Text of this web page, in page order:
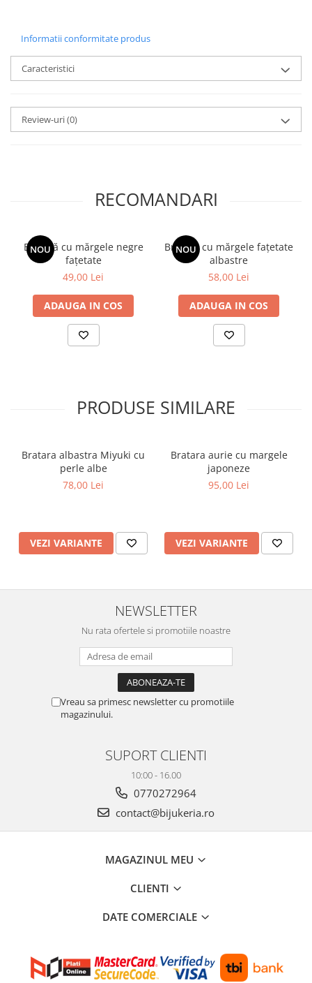
Informatii conformitate produs
Caracteristici
Review-uri(0)
RECOMANDARI
NOU
Brățară cu mărgele negre
fațetate
49,00 Lei
ADAUGA IN COS
NOU
Brățară cu mărgele fațetate
albastre
58,00 Lei
ADAUGA IN COS
PRODUSE SIMILARE
Bratara albastra Miyuki cu
perle albe
78,00 Lei
VEZI VARIANTE
Bratara aurie cu margele
japoneze
95,00 Lei
VEZI VARIANTE
NEWSLETTER
Nu rata ofertele si promotiile noastre
Vreau sa primesc newsletter cu promotiile
magazinului.
SUPORT CLIENTI
10:00 - 16.00
0770272964
contact@bijukeria.ro
MAGAZINUL MEU
CLIENTI
DATE COMERCIALE